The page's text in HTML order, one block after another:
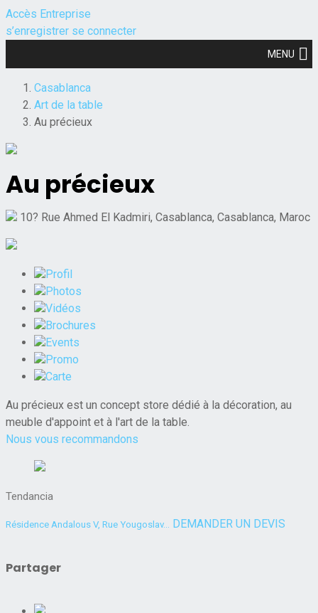
Accès Entreprise
s’enregistrer se connecter
MENU
Casablanca
Art de la table
Au précieux
Au précieux
10? Rue Ahmed El Kadmiri, Casablanca, Casablanca, Maroc
Profil
Photos
Vidéos
Brochures
Events
Promo
Carte
Au précieux est un concept store dédié à la décoration, au
meuble d'appoint et à l'art de la table.
Nous vous recommandons
Tendancia
Résidence Andalous V, Rue Yougoslav... DEMANDER UN DEVIS
Partager